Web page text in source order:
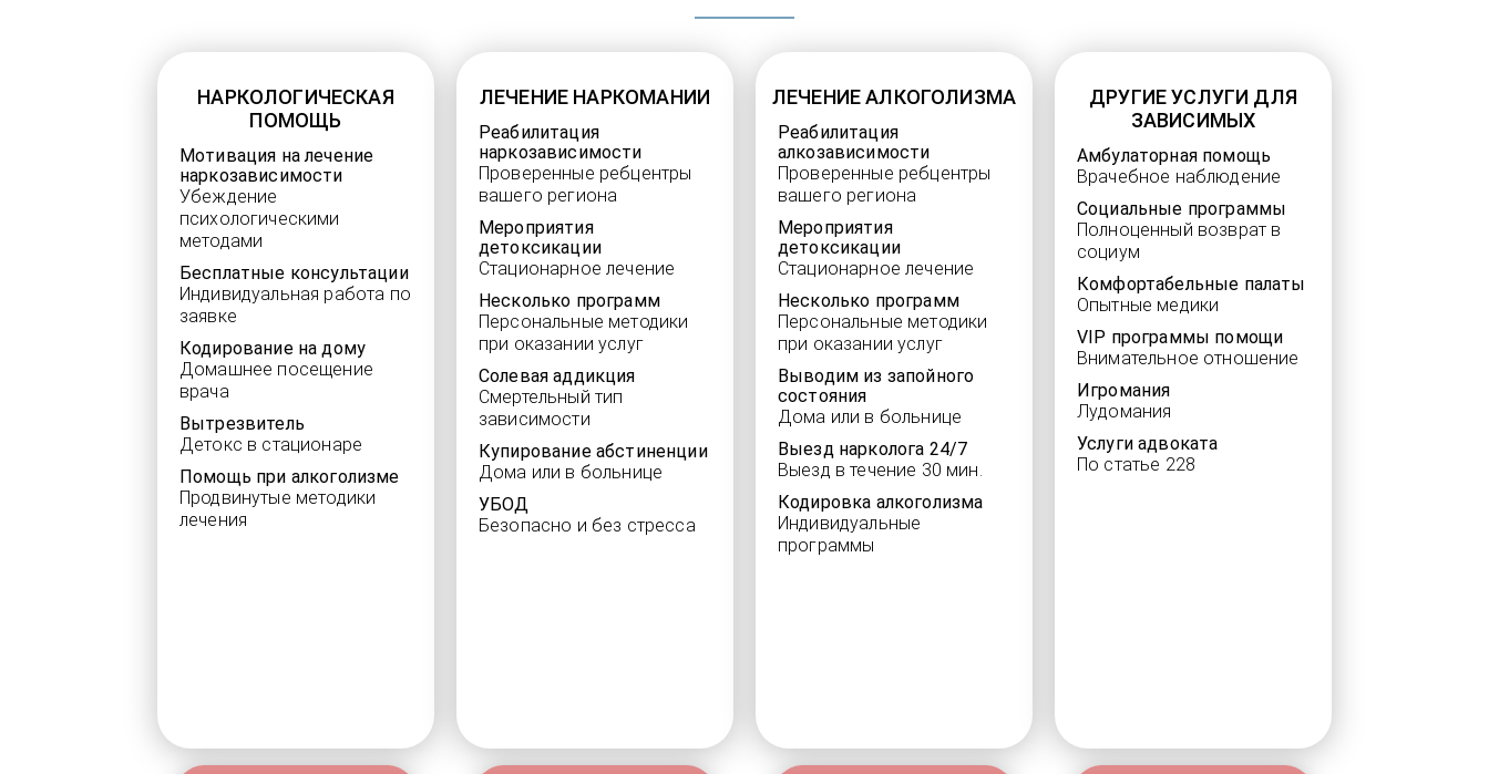
НАРКОЛОГИЧЕСКАЯ
ПОМОЩЬ
Мотивация на лечение
наркозависимости
Убеждение
психологическими
методами
Бесплатные консультации
Индивидуальная работа по
заявке
Кодирование на дому
Домашнее посещение
врача
Вытрезвитель
Детокс в стационаре
Помощь при алкоголизме
Продвинутые методики
лечения
ЛЕЧЕНИЕ НАРКОМАНИИ
Реабилитация
наркозависимости
Проверенные ребцентры
вашего региона
Мероприятия
детоксикации
Стационарное лечение
Несколько программ
Персональные методики
при оказании услуг
Солевая аддикция
Смертельный тип
зависимости
Купирование абстиненции
Дома или в больнице
УБОД
Безопасно и без стресса
ЛЕЧЕНИЕ АЛКОГОЛИЗМА
Реабилитация
алкозависимости
Проверенные ребцентры
вашего региона
Мероприятия
детоксикации
Стационарное лечение
Несколько программ
Персональные методики
при оказании услуг
Выводим из запойного
состояния
Дома или в больнице
Выезд нарколога 24/7
Выезд в течение 30 мин.
Кодировка алкоголизма
Индивидуальные
программы
ДРУГИЕ УСЛУГИ ДЛЯ
ЗАВИСИМЫХ
Амбулаторная помощь
Врачебное наблюдение
Социальные программы
Полноценный возврат в
социум
Комфортабельные палаты
Опытные медики
VIP программы помощи
Внимательное отношение
Игромания
Лудомания
Услуги адвоката
По статье 228